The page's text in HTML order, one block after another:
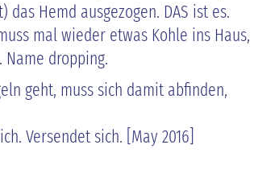
Hemd ausgezogen. DAS ist es.
mal wieder etwas Kohle ins Haus,
dropping.
geht, muss sich damit abfinden,
Versendet sich. [May 2016]